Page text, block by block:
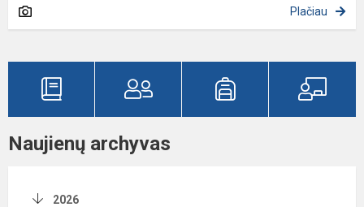
Plačiau
Naujienų archyvas
2026